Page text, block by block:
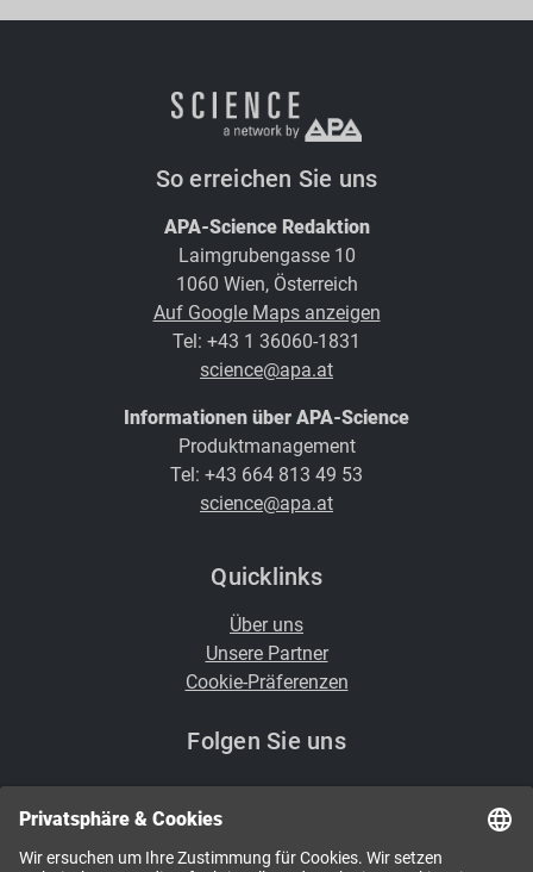
So erreichen Sie uns
APA-Science Redaktion
Laimgrubengasse 10
1060 Wien, Österreich
Auf Google Maps anzeigen
Tel: +43 1 36060-1831
science@apa.at
Informationen über APA-Science
Produktmanagement
Tel: +43 664 813 49 53
science@apa.at
Quicklinks
Über uns
Unsere Partner
Cookie-Präferenzen
Folgen Sie uns